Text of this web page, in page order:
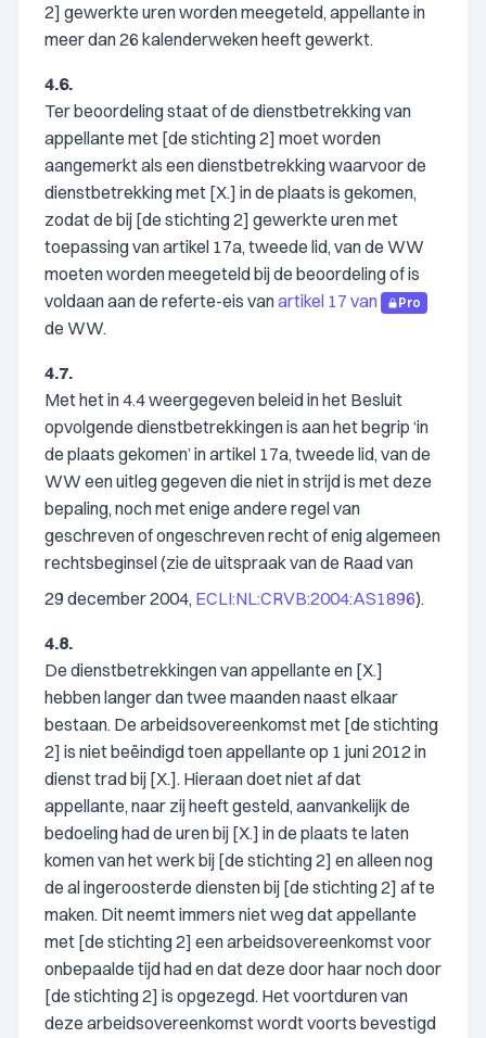
2] gewerkte uren worden meegeteld, appellante in
meer dan 26 kalenderweken heeft gewerkt.
4.6.
Ter beoordeling staat of de dienstbetrekking van
appellante met [de stichting 2] moet worden
aangemerkt als een dienstbetrekking waarvoor de
dienstbetrekking met [X.] in de plaats is gekomen,
zodat de bij [de stichting 2] gewerkte uren met
toepassing van artikel 17a, tweede lid, van de WW
moeten worden meegeteld bij de beoordeling of is
voldaan aan de referte-eis vanartikel 17 van Pro
de WW.
4.7.
Met het in 4.4 weergegeven beleid in het Besluit
opvolgende dienstbetrekkingen is aan het begrip ‘in
de plaats gekomen’ in artikel 17a, tweede lid, van de
WW een uitleg gegeven die niet in strijd is met deze
bepaling, noch met enige andere regel van
geschreven of ongeschreven recht of enig algemeen
rechtsbeginsel (zie de uitspraak van de Raad van
29 december 2004, ECLI:NL:CRVB:2004:AS1896).
4.8.
De dienstbetrekkingen van appellante en [X.]
hebben langer dan twee maanden naast elkaar
bestaan. De arbeidsovereenkomst met [de stichting
2] is niet beëindigd toen appellante op 1 juni 2012 in
dienst trad bij [X.]. Hieraan doet niet af dat
appellante, naar zij heeft gesteld, aanvankelijk de
bedoeling had de uren bij [X.] in de plaats te laten
komen van het werk bij [de stichting 2] en alleen nog
de al ingeroosterde diensten bij [de stichting 2] af te
maken. Dit neemt immers niet weg dat appellante
met [de stichting 2] een arbeidsovereenkomst voor
onbepaalde tijd had en dat deze door haar noch door
[de stichting 2] is opgezegd. Het voortduren van
deze arbeidsovereenkomst wordt voorts bevestigd